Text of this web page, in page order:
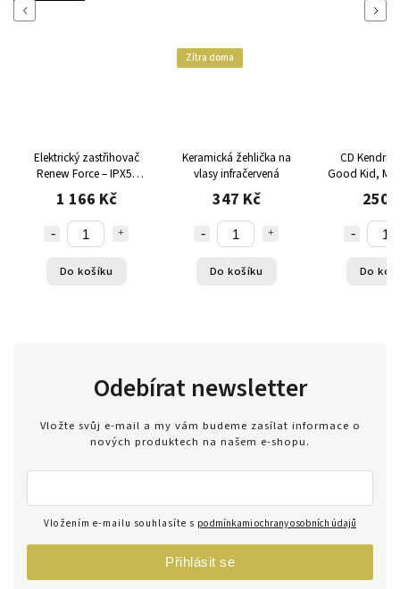
Previous
Elektrický zastřihovač
Renew Force – IPX5,
LCD displej, vestavěná
svítilna, 4 nástavce, USB
nabíjení
1 166 Kč
Do košíku
Zítra doma
Keramická žehlička na
vlasy infračervená
347 Kč
Do košíku
CD Kendrick Lamar
Good Kid,
CD /
250
Do
Next
Odebírat newsletter
Vložte svůj e-mail a my vám budeme zasílat informace o
nových produktech na našem e-shopu.
Vložením e-mailu souhlasíte s podmínkami ochrany osobních údajů
Přihlásit se